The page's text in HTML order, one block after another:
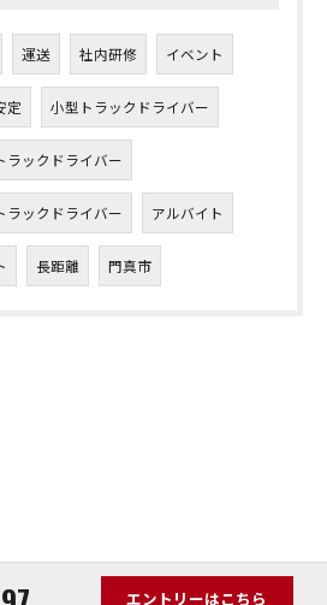
運送 社内研修 イベント
定 小型トラックドライバー
ラックドライバー
ラックドライバー アルバイト
長距離 門真市
エントリーはこちら